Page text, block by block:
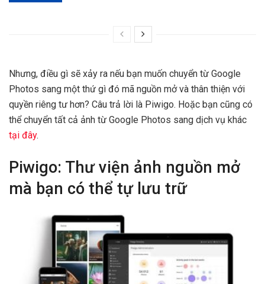
Nhưng, điều gì sẽ xảy ra nếu bạn muốn chuyển từ Google
Photos sang một thứ gì đó mã nguồn mở và thân thiện với
quyền riêng tư hơn? Câu trả lời là Piwigo. Hoặc bạn cũng có
thể chuyển tất cả ảnh từ Google Photos sang dịch vụ khác
tại đây.
Piwigo: Thư viện ảnh nguồn mở
mà bạn có thể tự lưu trữ